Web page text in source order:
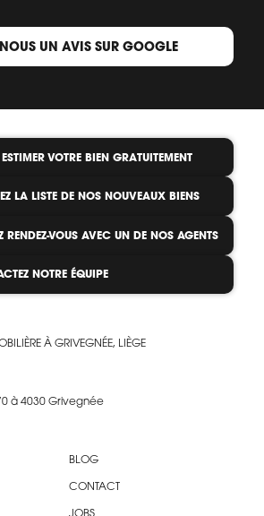
UN AVIS SUR GOOGLE
VOTRE BIEN GRATUITEMENT
LA LISTE DE NOS NOUVEAUX BIENS
RENDEZ-VOUS AVEC UN DE NOS AGENTS
NOTRE ÉQUIPE
À GRIVEGNÉE, LIÈGE
à 4030 Grivegnée
BLOG
CONTACT
JOBS